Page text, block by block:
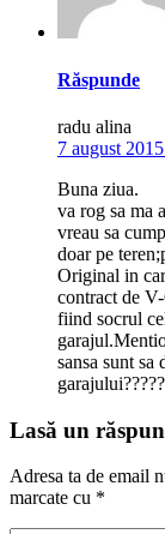
Răspunde
radu alina
7 august
Buna ziua.
va rog sa ma
vreau sa
doar pe
Original in
contract de
fiind socrul
sansa sunt
Lasă un
Adresa ta de email
marcate cu *